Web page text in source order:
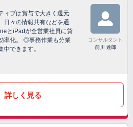
ィブは賞与で大きく還元
々の情報共有などを通
とiPadが全営業社員に貸
率化。 ◎事務作業も分業
できます。
コンサルタント
前川 達郎
詳しく見る